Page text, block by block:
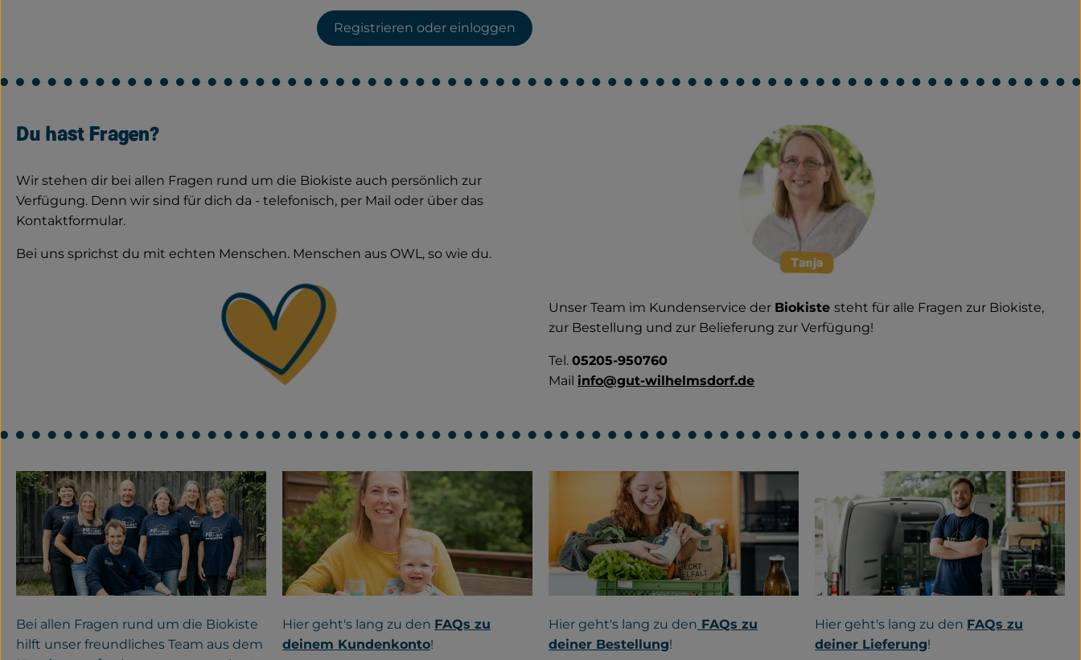
Registrieren oder einloggen
Du hast Fragen?
Wir stehen dir bei allen Fragen rund um die Biokiste auch persönlich zur
Verfügung. Denn wir sind für dich da - telefonisch, per Mail oder über das
Kontaktformular.
Bei uns sprichst du mit echten Menschen. Menschen aus OWL, so wie du.
Unser Team im Kundenservice der Biokiste steht für alle Fragen zur Biokiste,
zur Bestellung und zur Belieferung zur Verfügung!
Tel. 05205-950760
Mail info@gut-wilhelmsdorf.de
Bei allen Fragen rund um die Biokiste
hilft unser freundliches Team aus dem
Hier geht's lang zu den FAQs zu
deinem Kundenkonto!
Hier geht's lang zu den FAQs zu
deiner Bestellung!
Hier geht's lang zu den FAQs zu
deiner Lieferung!